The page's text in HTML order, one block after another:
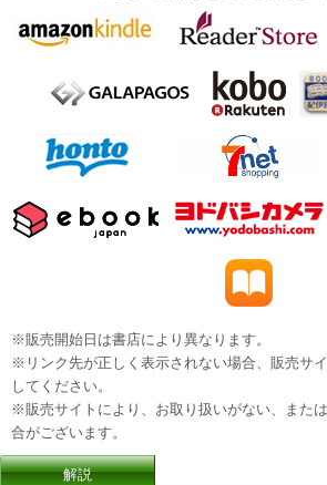
※販売開始日は書店により異なります。
※リンク先が正しく表示されない場合、販売サ
してください。
※販売サイトにより、お取り扱いがない、また
合がございます。
解説